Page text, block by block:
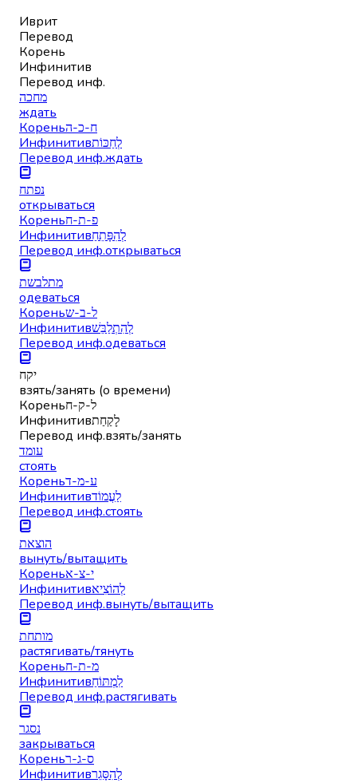
Иврит
Перевод
Корень
Инфинитив
Перевод инф.
מחכה
ждать
Кореньח-כ-ה
Инфинитивלְחַכּוֹת
Перевод инф.ждать
נפתח
открываться
Кореньפ-ת-ח
Инфинитивלְהִפָּתֵחַ
Перевод инф.открываться
מתלבשת
одеваться
Кореньל-ב-ש
Инфинитивלְהִתְלַבֵּשׁ
Перевод инф.одеваться
יקח
взять/занять (о времени)
Кореньל-ק-ח
Инфинитивלָקַחַת
Перевод инф.взять/занять
עומד
стоять
Кореньע-מ-ד
Инфинитивלַעֲמוֹד
Перевод инф.стоять
הוצאת
вынуть/вытащить
Кореньי-צ-א
Инфинитивלְהוֹצִיא
Перевод инф.вынуть/вытащить
מותחת
растягивать/тянуть
Кореньמ-ת-ח
Инфинитивלִמְתּוֹחַ
Перевод инф.растягивать
נסגר
закрываться
Кореньס-ג-ר
Инфинитивלְהִסָּגֵר